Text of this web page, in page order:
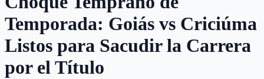
Temporada: Goiás vs Criciúma
Listos para Sacudir la Carrera
por el Título